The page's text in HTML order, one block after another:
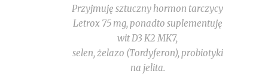
Przyjmuję sztuczny hormon tarczycy
Letrox 75 mg, ponadto suplementuję
wit D3 K2 MK7,
selen, żelazo (Tordyferon), probiotyki
na jelita.